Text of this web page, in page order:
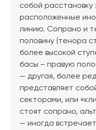
собой расстановку
расположенные
линию. Сопрано и
половину (тенора
более высокой
басы – правую
— другая, более
представляет
секторами, или
стоят сопрано,
— иногда